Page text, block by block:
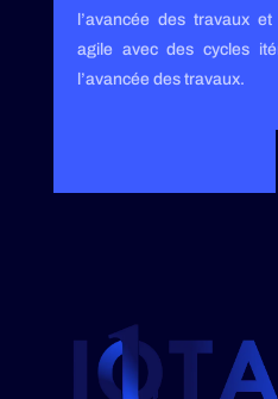
l’avancée des travaux
agile avec des cycles
l’avancée des travaux.